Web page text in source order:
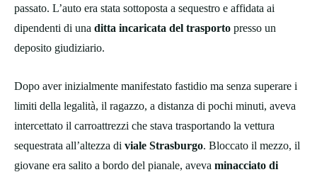
passato. L’auto era stata sottoposta a sequestro e affidata ai
dipendenti di una ditta incaricata del trasporto presso un
deposito giudiziario.
Dopo aver inizialmente manifestato fastidio ma senza superare i
limiti della legalità, il ragazzo, a distanza di pochi minuti, aveva
intercettato il carroattrezzi che stava trasportando la vettura
sequestrata all’altezza di viale Strasburgo. Bloccato il mezzo, il
giovane era salito a bordo del pianale, aveva minacciato di